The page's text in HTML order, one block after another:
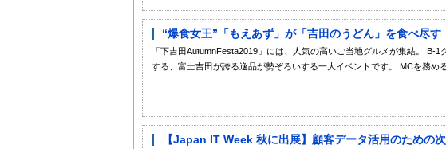
“爆食女王”「もえあず」が「吉田のうどん」を食べ尽
「下吉田AutumnFesta2019」には、人気の高いご当地グルメが集結。 B-
する、富士吉田が誇る逸品が勢ぞろいする一大イベントです。 MCを務め
【Japan IT Week 秋に出展】顧客データ活用のための